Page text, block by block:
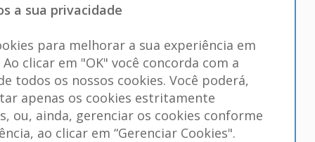
a sua privacidade
para melhorar a sua experiência em
clicar em "OK" você concorda com a
todos os nossos cookies. Você poderá,
apenas os cookies estritamente
ou, ainda, gerenciar os cookies conforme
ao clicar em “Gerenciar Cookies".